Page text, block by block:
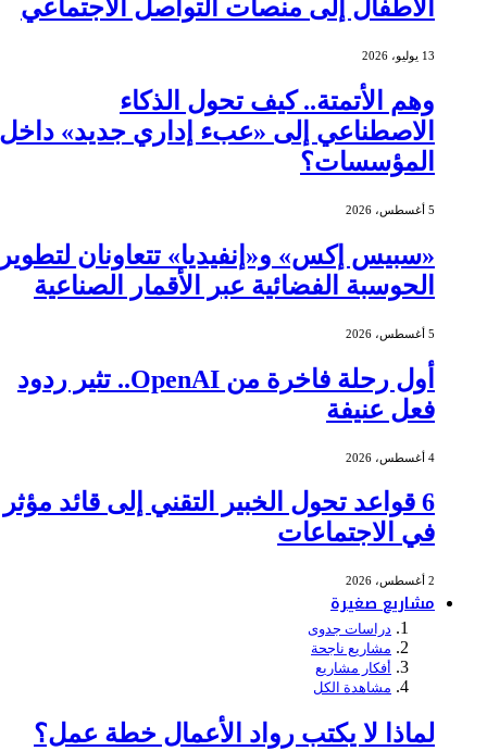
الأطفال إلى منصات التواصل الاجتماعي
13 يوليو، 2026
وهم الأتمتة.. كيف تحول الذكاء
الاصطناعي إلى «عبء إداري جديد» داخل
المؤسسات؟
5 أغسطس، 2026
«سبيس إكس» و«إنفيديا» تتعاونان لتطوير
الحوسبة الفضائية عبر الأقمار الصناعية
5 أغسطس، 2026
أول رحلة فاخرة من OpenAI.. تثير ردود
فعل عنيفة
4 أغسطس، 2026
6 قواعد تحول الخبير التقني إلى قائد مؤثر
في الاجتماعات
2 أغسطس، 2026
مشاريع صغيرة
دراسات جدوى
مشاريع ناجحة
أفكار مشاريع
مشاهدة الكل
لماذا لا يكتب رواد الأعمال خطة عمل؟